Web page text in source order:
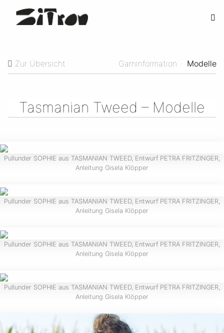
Zur Übersicht Garninformation · Modelle
Tasmanian Tweed – Modelle
Pullunder SOPHIE aus TASMANIAN TWEED, Entwurf PETRA FRITZINGER,
Anleitung Gisela Klöpper
Pullunder SOPHIE aus TASMANIAN TWEED, Entwurf PETRA FRITZINGER,
Anleitung Gisela Klöpper
Pullunder SOPHIE aus TASMANIAN TWEED, Entwurf PETRA FRITZINGER,
Anleitung Gisela Klöpper
Pullunder SOPHIE aus TASMANIAN TWEED, Entwurf PETRA FRITZINGER,
Anleitung Gisela Klöpper